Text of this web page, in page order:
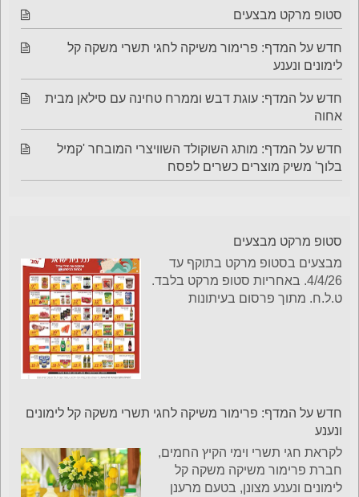
סטופ מרקט מבצעים
חדש על המדף: פרימור משיקה לחגי תשרי משקה קל
לימונים ונענע
חדש על המדף: עוגת דבש וממרח טחינה עם סילאן מבית
אחוה
חדש על המדף: מותג השוקולד השוויצרי המובחר 'קמיל
בלוך' משיק מוצרים כשרים לפסח
סטופ מרקט מבצעים
מבצעים בסטופ מרקט בתוקף עד
4/4/26. באחריות סטופ מרקט בלבד.
ט.ל.ח. מתוך פרסום בעיתונות
חדש על המדף: פרימור משיקה לחגי תשרי משקה קל לימונים
ונענע
לקראת חגי תשרי וימי הקיץ החמים,
חברת פרימור משיקה משקה קל
לימונים ונענע מצונן, בטעם מרענן